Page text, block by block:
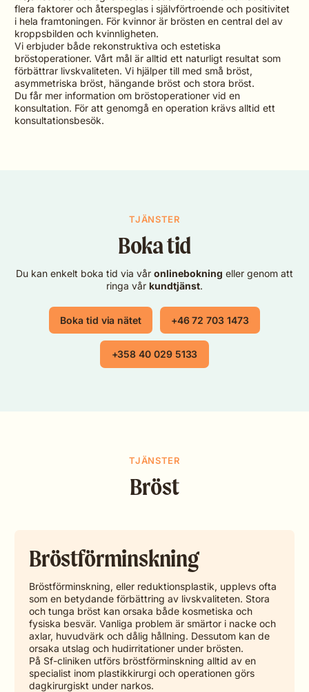
flera faktorer och återspeglas i självförtroende och positivitet
i hela framtoningen. För kvinnor är brösten en central del av
kroppsbilden och kvinnligheten.
Vi erbjuder både rekonstruktiva och estetiska
bröstoperationer. Vårt mål är alltid ett naturligt resultat som
förbättrar livskvaliteten. Vi hjälper till med små bröst,
asymmetriska bröst, hängande bröst och stora bröst.
Du får mer information om bröstoperationer vid en
konsultation. För att genomgå en operation krävs alltid ett
konsultationsbesök.
TJÄNSTER
Boka tid
Du kan enkelt boka tid via vår onlinebokning eller genom att
ringa vår kundtjänst.
Boka tid via nätet +46 72 703 1473
+358 40 029 5133
TJÄNSTER
Bröst
Bröstförminskning
Bröstförminskning, eller reduktionsplastik, upplevs ofta
som en betydande förbättring av livskvaliteten. Stora
och tunga bröst kan orsaka både kosmetiska och
fysiska besvär. Vanliga problem är smärtor i nacke och
axlar, huvudvärk och dålig hållning. Dessutom kan de
orsaka utslag och hudirritationer under brösten.
På Sf-cliniken utförs bröstförminskning alltid av en
specialist inom plastikkirurgi och operationen görs
dagkirurgiskt under narkos.